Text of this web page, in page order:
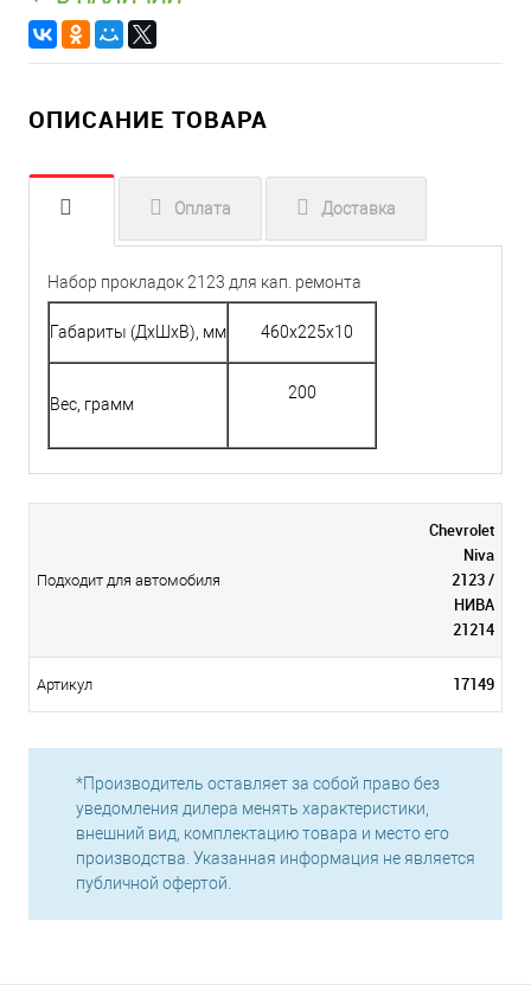
ОПИСАНИЕ ТОВАРА
Оплата Доставка
Набор прокладок 2123 для кап. ремонта
Габариты (ДхШхВ), мм 460х225х10
Вес, грамм
200
Подходит для автомобиля
Chevrolet
Niva
2123 /
НИВА
21214
Артикул 17149
*Производитель оставляет за собой право без
уведомления дилера менять характеристики,
внешний вид, комплектацию товара и место его
производства. Указанная информация не является
публичной офертой.